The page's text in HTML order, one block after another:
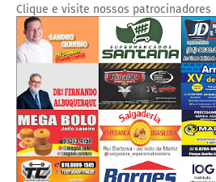
Clique e visite nossos patrocinadores